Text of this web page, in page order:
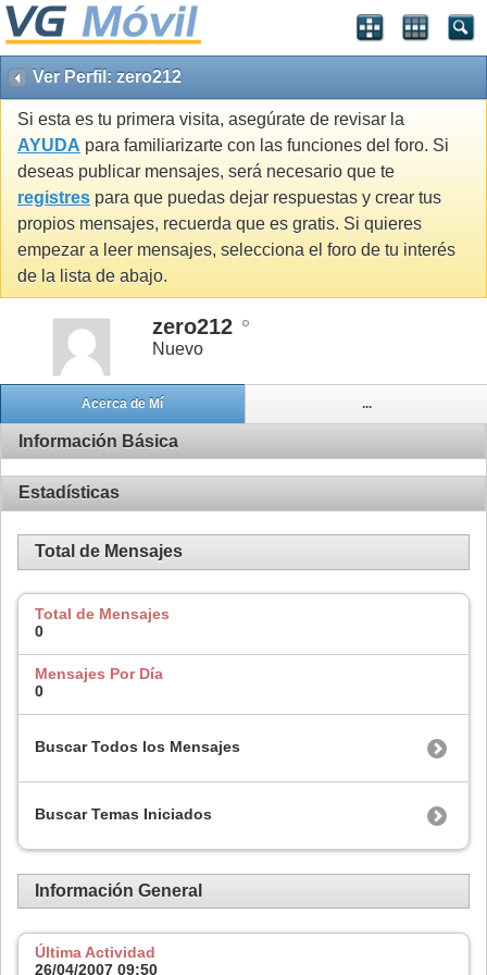
Ver Perfil: zero212
Si esta es tu primera visita, asegúrate de revisar la
AYUDA para familiarizarte con las funciones del foro. Si
deseas publicar mensajes, será necesario que te
registres para que puedas dejar respuestas y crear tus
propios mensajes, recuerda que es gratis. Si quieres
empezar a leer mensajes, selecciona el foro de tu interés
de la lista de abajo.
zero212
Nuevo
Acerca de Mí ...
Información Básica
Estadísticas
Total de Mensajes
Total de Mensajes
0
Mensajes Por Día
0
Buscar Todos los Mensajes
Buscar Temas Iniciados
Información General
Última Actividad
26/04/2007 09:50